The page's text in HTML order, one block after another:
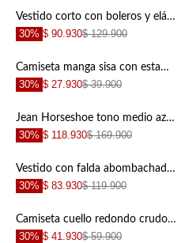
+
+
+
+
+
Vestido corto con boleros y elástico en la cintura para niña
30% $ 90.930$ 129.900
Camiseta manga sisa con estampado blanca para niña
30% $ 27.930$ 39.900
Jean Horseshoe tono medio azul para niña
30% $ 118.930$ 169.900
Vestido con falda abombachada rosado para niña
30% $ 83.930$ 119.900
Camiseta cuello redondo crudo para niña
30% $ 41.930$ 59.900